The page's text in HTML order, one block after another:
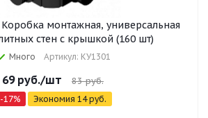
для монолитных стен с крышкой (160 шт)
Много Артикул: КУ1301
69руб./шт 83руб.
-17% Экономия 14руб.